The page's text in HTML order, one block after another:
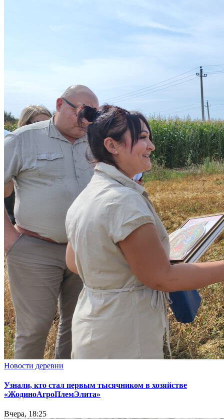
Новости деревни
Узнали, кто стал первым тысячником в хозяйстве
«ЖодиноАгроПлемЭлита»
Вчера, 18:25